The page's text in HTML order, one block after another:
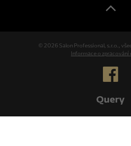
© 2026 Salon Professional, s.r.o.,
Informace o zpracování